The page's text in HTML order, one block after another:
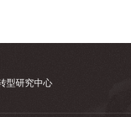
型研究中心